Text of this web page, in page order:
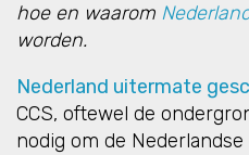
hoe en waarom
worden.
Nederland uitermate
CCS, oftewel de
nodig om de